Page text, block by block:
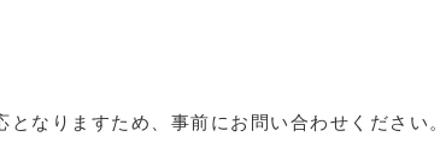
なりますため、事前にお問い合わせください。